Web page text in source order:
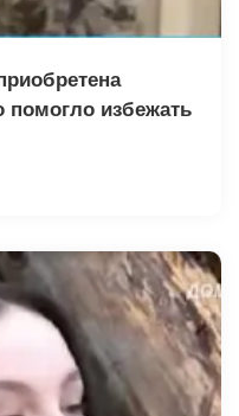
помогло избежать